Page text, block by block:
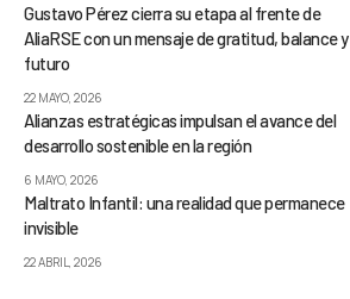
Gustavo Pérez cierra su etapa al frente de
AliaRSE con un mensaje de gratitud, balance y
futuro
22 MAYO, 2026
Alianzas estratégicas impulsan el avance del
desarrollo sostenible en la región
6 MAYO, 2026
Maltrato Infantil: una realidad que permanece
invisible
22 ABRIL, 2026